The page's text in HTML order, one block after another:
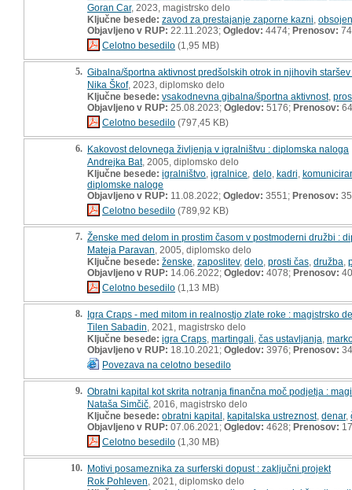
Goran Car, 2023, magistrsko delo
Ključne besede: zavod za prestajanje zaporne kazni
Objavljeno v RUP: 22.11.2023; Ogledov: 4474; Prenosov: 74
Celotno besedilo (1,95 MB)
5. Gibalna/športna aktivnost predšolskih otrok in njihovih
Nika Škof, 2023, diplomsko delo
Ključne besede: vsakodnevna gibalna/športna aktivnost,
Objavljeno v RUP: 25.08.2023; Ogledov: 5176; Prenosov: 64
Celotno besedilo (797,45 KB)
6. Kakovost delovnega življenja v igralništvu : diplomska naloga
Andrejka Bat, 2005, diplomsko delo
Ključne besede: igralništvo ,igralnice delo, kadri
diplomske naloge
Objavljeno v RUP: 11.08.2022; Ogledov: 3551; Prenosov: 35
Celotno besedilo (789,92 KB)
7. Ženske med delom in prostim časom v postmoderni družbi :
Mateja Paravan , 2005, diplomsko delo
Ključne besede: ženske zaposlitev, delo prosti čas družba
Objavljeno v RUP: 14.06.2022; Ogledov: 4078; Prenosov: 40
Celotno besedilo (1,13 MB)
8. Igra Craps - med mitom in realnostjo zlate roke : magistrsko
Tilen Sabadin , 2021, magistrsko delo
Ključne besede: igra Craps martingali čas ustavljanja
Objavljeno v RUP: 18.10.2021; Ogledov: 3976; Prenosov: 34
Povezava na celotno besedilo
9. Obratni kapital kot skrita notranja finančna moč podjetja :
Nataša Simčič , 2016, magistrsko delo
Ključne besede: obratni kapital kapitalska ustreznost, denar,
Objavljeno v RUP: 07.06.2021; Ogledov: 4628; Prenosov:
Celotno besedilo (1,30 MB)
10. Motivi posameznika za surferski dopust : zaključni projekt
Rok Pohleven , 2021, diplomsko delo